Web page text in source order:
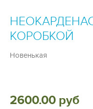
КОРОБКОЙ
Новенькая
2600.00 руб